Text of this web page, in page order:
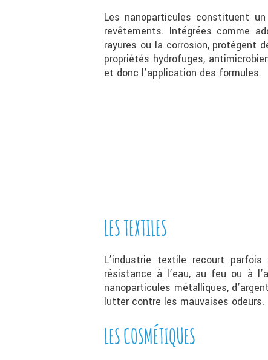
Les nanoparticules constituent
revêtements. Intégrées comme
rayures ou la corrosion, protègent
propriétés hydrofuges,
et donc l’application des formules.
LES TEXTILES
L’industrie textile recourt
résistance à l’eau, au feu ou à
nanoparticules métalliques,
lutter contre les mauvaises odeurs.
LES COSMÉTIQUES